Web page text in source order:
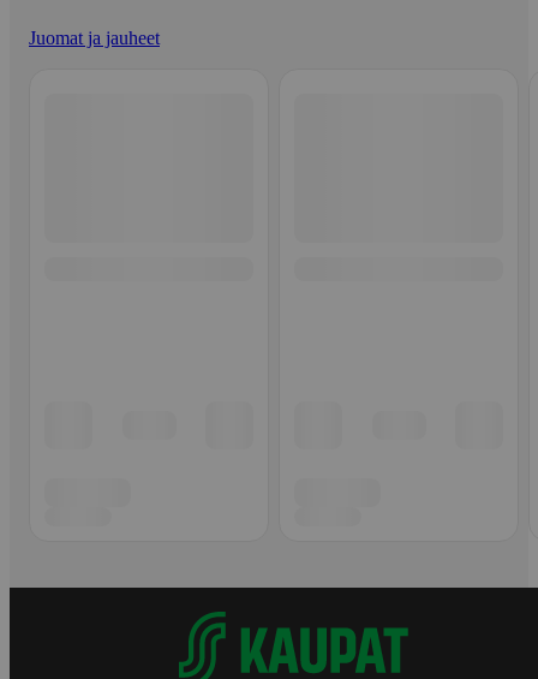
Juomat ja jauheet